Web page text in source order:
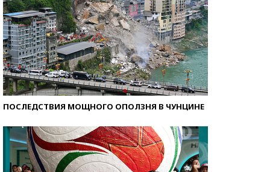
ПОСЛЕДСТВИЯ МОЩНОГО ОПОЛЗНЯ В ЧУНЦИНЕ